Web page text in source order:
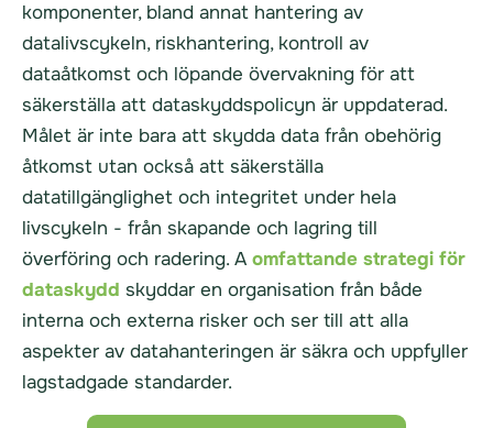
komponenter, bland annat hantering av
datalivscykeln, riskhantering, kontroll av
dataåtkomst och löpande övervakning för att
säkerställa att dataskyddspolicyn är uppdaterad.
Målet är inte bara att skydda data från obehörig
åtkomst utan också att säkerställa
datatillgänglighet och integritet under hela
livscykeln - från skapande och lagring till
överföring och radering. A omfattande strategi för
dataskydd skyddar en organisation från både
interna och externa risker och ser till att alla
aspekter av datahanteringen är säkra och uppfyller
lagstadgade standarder.